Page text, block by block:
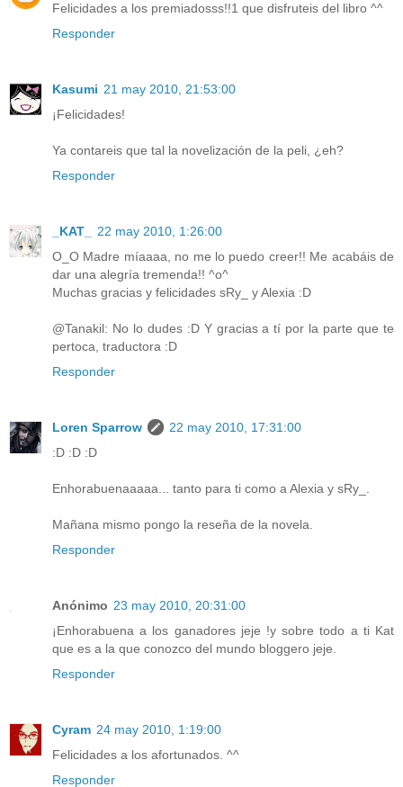
Felicidades a los premiadosss!!1 que disfruteis del libro ^^
Responder
Kasumi 21 may 2010, 21:53:00
¡Felicidades!
Ya contareis que tal la novelización de la peli, ¿eh?
Responder
_KAT_
22 may 2010, 1:26:00
O_O Madre míaaaa, no me lo puedo creer!! Me acabáis de
dar una alegría tremenda!! ^o^
Muchas gracias y felicidades sRy_ y Alexia :D
@Tanakil: No lo dudes :D Y gracias a tí por la parte que te
pertoca, traductora :D
Responder
Loren Sparrow
22 may 2010, 17:31:00
:D :D :D
Enhorabuenaaaaa... tanto para ti como a Alexia y sRy_.
Mañana mismo pongo la reseña de la novela.
Responder
Anónimo 23 may 2010, 20:31:00
¡Enhorabuena a los ganadores jeje !y sobre todo a ti Kat
que es a la que conozco del mundo bloggero jeje.
Responder
Cyram 24 may 2010, 1:19:00
Felicidades a los afortunados. ^^
Responder